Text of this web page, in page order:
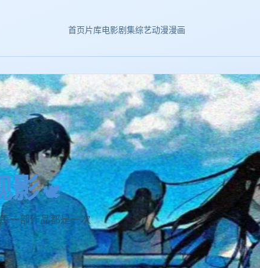
首页片库电影剧集综艺动漫漫画
的故事，都在云端